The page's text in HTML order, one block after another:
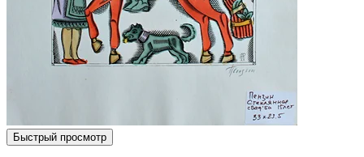
Быстрый просмотр